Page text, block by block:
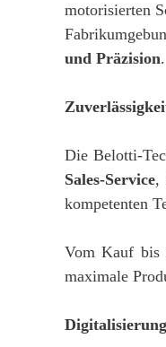
motorisierten
und Präzision.
Die Belotti-
Sales-Service,
kompetenten
Vom Kauf bis
maximale